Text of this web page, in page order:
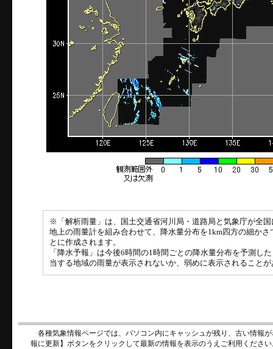
※「解析雨量」は、国土交通省河川局・道路局と気象庁が全
地上の雨量計を組み合わせて、降水量分布を1km四方の細か
とに作成されます。
「降水予報」は今後6時間の1時間ごとの降水量分布を予測し
当する地域の雨量が表示されないか、弱めに表示されること
各種気象情報ページでは、パソコン内にキャッシュが残り、古い情報
報に更新】ボタンをクリックして最新の情報を表示のうえご利用くださ